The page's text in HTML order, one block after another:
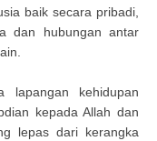
baik secara pribadi,
dan hubungan antar
lapangan kehidupan
kepada Allah dan
lepas dari kerangka